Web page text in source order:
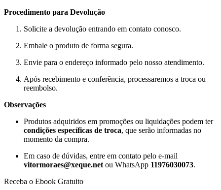
Procedimento para Devolução
Solicite a devolução entrando em contato conosco.
Embale o produto de forma segura.
Envie para o endereço informado pelo nosso atendimento.
Após recebimento e conferência, processaremos a troca ou
reembolso.
Observações
Produtos adquiridos em promoções ou liquidações podem ter
condições específicas de troca, que serão informadas no
momento da compra.
Em caso de dúvidas, entre em contato pelo e-mail
vitormoraes@xeque.net ou WhatsApp 11976030073.
Receba o Ebook Gratuito